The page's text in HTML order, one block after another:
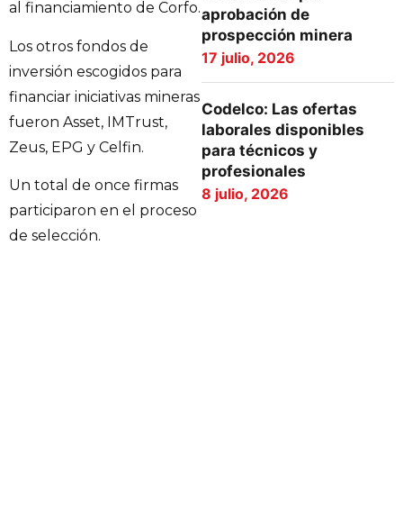
al financiamiento de Corfo.
Los otros fondos de
inversión escogidos para
financiar iniciativas mineras
fueron Asset, IMTrust,
Zeus, EPG y Celfin.
Un total de once firmas
participaron en el proceso
de selección.
aprobación de
prospección minera
17 julio, 2026
Codelco: Las ofertas
laborales disponibles
para técnicos y
profesionales
8 julio, 2026